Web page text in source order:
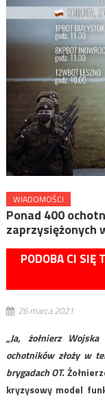
WIADOMOŚCI
Ponad 400
zaprzysiężonych
PODOBA CI SIĘ
26 marca 2021
„Ja, żołnierz
ochotników złoży w
brygadach OT.
kryzysowy model